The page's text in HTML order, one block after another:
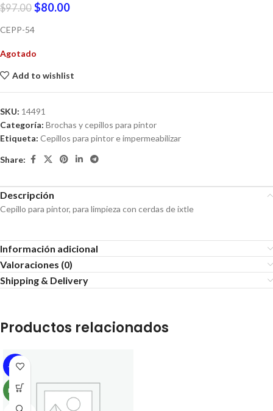
$97.00 $80.00
CEPP-54
Agotado
Add to wishlist
SKU: 14491
Categoría: Brochas y cepillos para pintor
Etiqueta: Cepillos para pintor e impermeabilizar
Share:
Descripción
Cepillo para pintor, para limpieza con cerdas de ixtle
Información adicional
Valoraciones (0)
Shipping & Delivery
Productos relacionados
-19%
NEW